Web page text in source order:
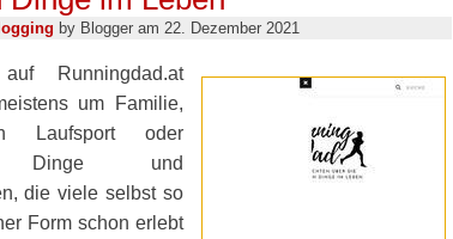
by Blogger am 22. Dezember 2021
Runningdad.at
um Familie,
Laufsport oder
Dinge und
die viele selbst so
Form schon erlebt